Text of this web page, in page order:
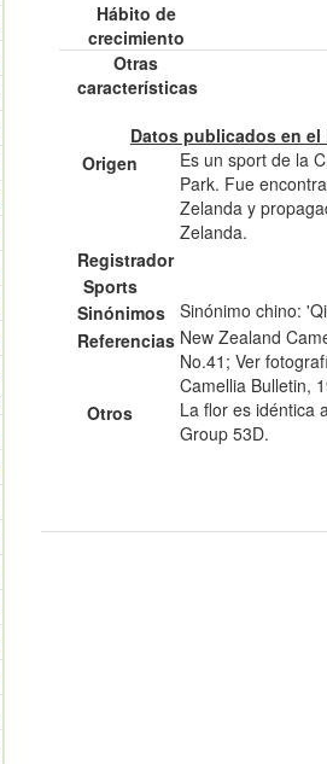
Hábito de
crecimiento
Otras
características
Datos publicados en
Origen
Es un sport de la
Park. Fue
Zelanda y
Zelanda.
Registrador
Sports
Sinónimos
Sinónimo chino:
Referencias New Zealand
No.41; Ver
Camellia Bulletin,
Otros
La flor es idéntica
Group 53D.